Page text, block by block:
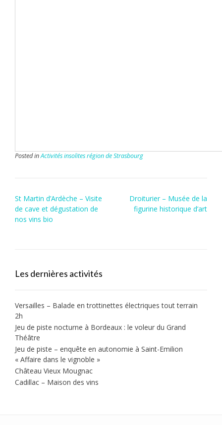
Posted inActivités insolites région de Strasbourg
Post
navigation
St Martin d’Ardèche – Visite
de cave et dégustation de
nos vins bio
Droiturier – Musée de la
figurine historique d’art
Les dernières activités
Versailles – Balade en trottinettes électriques tout terrain
2h
Jeu de piste nocturne à Bordeaux : le voleur du Grand
Théâtre
Jeu de piste – enquête en autonomie à Saint-Emilion
« Affaire dans le vignoble »
Château Vieux Mougnac
Cadillac – Maison des vins